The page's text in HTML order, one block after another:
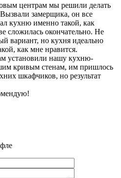
центрам мы решили делать
замерщика, он все
кухню именно такой, как
сложилась окончательно. Не
вариант, но кухня идеально
как мне нравится.
установили нашу кухню-
кривым стенам, им пришлось
шкафчиков, но результат